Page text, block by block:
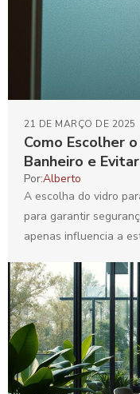
Como Escolher
Banheiro e
21 DE MARÇO DE 2025
Por:Alberto
A escolha do vidro
para garantir
apenas influencia a